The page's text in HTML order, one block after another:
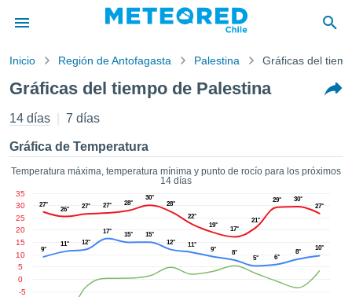
de
por
para
que la
que se
a este
las
y
forma
Inicio Región de Antofagasta Palestina Gráficas del
Gráficas del tiempo de Palestina
14 días 7 días
Gráfica de Temperatura
Temperatura máxima, temperatura mínima y punto de rocío para los próximos
14 días
-5
0
5
10
15
20
25
30
35
27°
26° 27° 27° 28°
30°
28°
22°
19°
17°
21°
29°
30°
27°
9°
11° 12°
17° 15°
15°
12°
11°
9° 8°
5° 6°
8°
10°